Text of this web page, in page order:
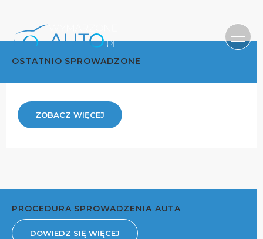
OSTATNIO SPROWADZONE
ZOBACZ WIĘCEJ
PROCEDURA SPROWADZENIA AUTA
DOWIEDZ SIĘ WIĘCEJ